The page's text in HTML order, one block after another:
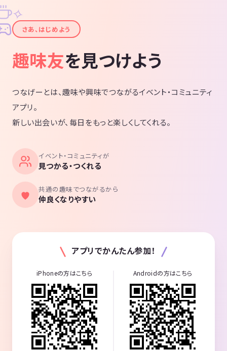
✦
✧
さあ、はじめよう
趣味友を見つけよう
つなげーとは、趣味や興味でつながるイベント・コミュニティ
アプリ。
新しい出会いが、毎日をもっと楽しくしてくれる。
イベント・コミュニティが
見つかる・つくれる
共通の趣味でつながるから
仲良くなりやすい
アプリでかんたん参加！
iPhoneの方はこちら Androidの方はこちら